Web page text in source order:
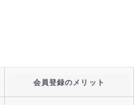
会員登録のメリット